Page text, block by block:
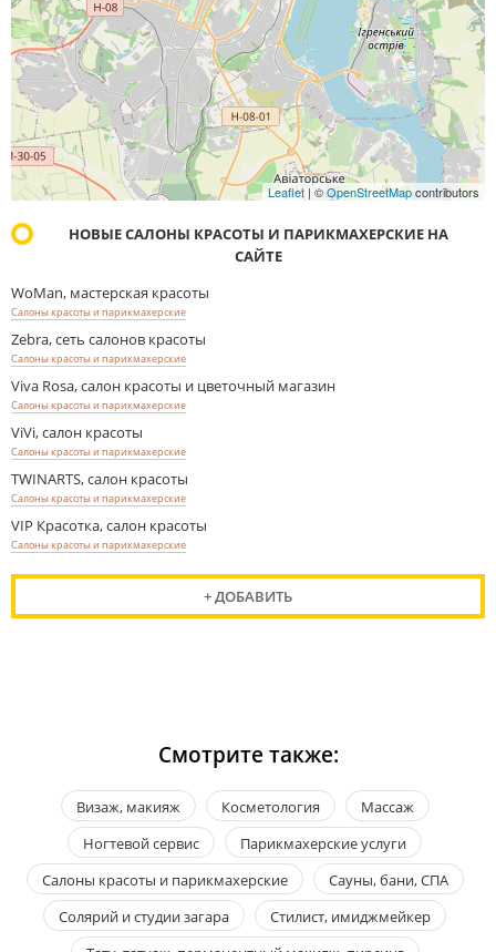
Leaflet | ©OpenStreetMapcontributors
НОВЫЕ САЛОНЫ КРАСОТЫ И ПАРИКМАХЕРСКИЕ НА
САЙТЕ
WoMan, мастерская красоты
Салоны красоты и парикмахерские
Zebra, сеть салонов красоты
Салоны красоты и парикмахерские
Viva Rosa, салон красоты и цветочный магазин
Салоны красоты и парикмахерские
ViVi, салон красоты
Салоны красоты и парикмахерские
TWINARTS, салон красоты
Салоны красоты и парикмахерские
VIP Красотка, салон красоты
Салоны красоты и парикмахерские
+ ДОБАВИТЬ
Смотрите также:
Визаж, макияж Косметология
Массаж
Ногтевой сервис
Парикмахерские услуги
Салоны красоты и парикмахерские
Сауны, бани, СПА
Солярий и студии загара
Стилист, имиджмейкер